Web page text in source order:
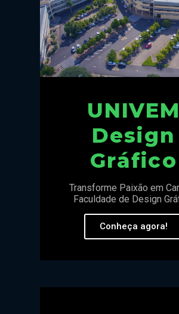
UNIVEM
Design
Gráfico
Transforme Paixão em
Faculdade de Design
Conheça agora!